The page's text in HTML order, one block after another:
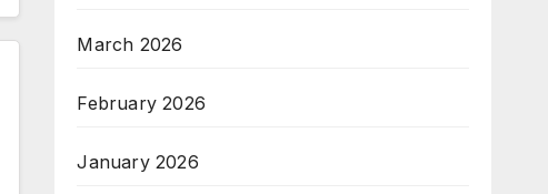
March 2026
February 2026
January 2026